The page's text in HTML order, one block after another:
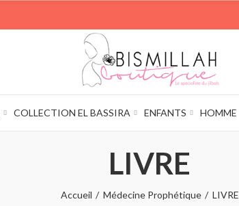
COLLECTION EL BASSIRA ENFANTS HOMME
LIVRE
Accueil Médecine Prophétique LIVRE